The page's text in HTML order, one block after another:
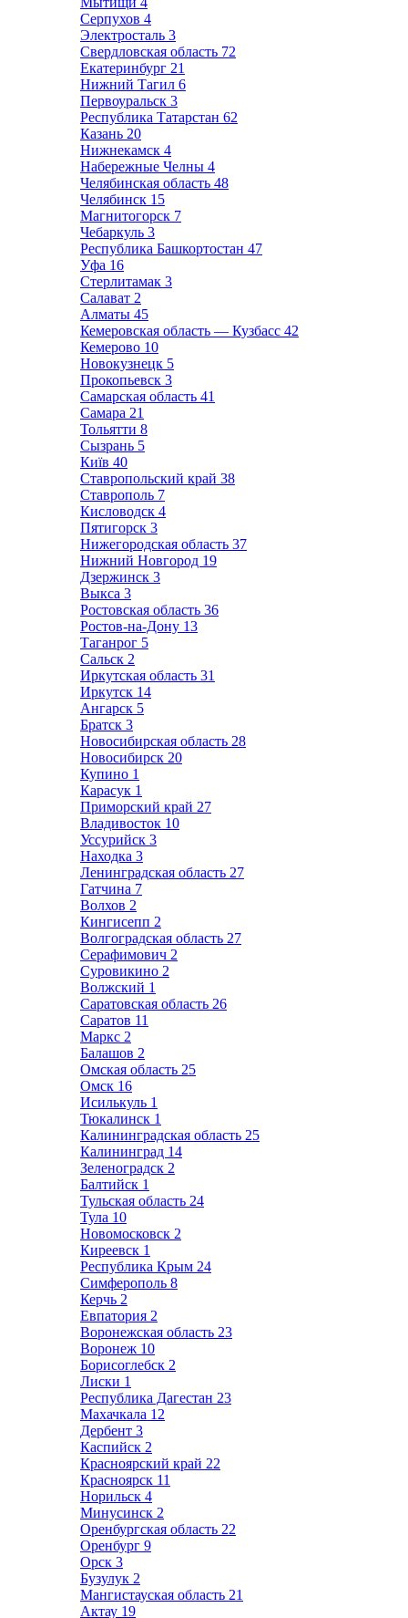
Серпухов 4
Электросталь 3
Свердловская область 72
Екатеринбург 21
Нижний Тагил 6
Первоуральск 3
Республика Татарстан 62
Казань 20
Нижнекамск 4
Набережные Челны 4
Челябинская область 48
Челябинск 15
Магнитогорск 7
Чебаркуль 3
Республика Башкортостан 47
Уфа 16
Стерлитамак 3
Салават 2
Алматы 45
Кемеровская область — Кузбасс 42
Кемерово 10
Новокузнецк 5
Прокопьевск 3
Самарская область 41
Самара 21
Тольятти 8
Сызрань 5
Київ 40
Ставропольский край 38
Ставрополь 7
Кисловодск 4
Пятигорск 3
Нижегородская область 37
Нижний Новгород 19
Дзержинск 3
Выкса 3
Ростовская область 36
Ростов-на-Дону 13
Таганрог 5
Сальск 2
Иркутская область 31
Иркутск 14
Ангарск 5
Братск 3
Новосибирская область 28
Новосибирск 20
Купино 1
Карасук 1
Приморский край 27
Владивосток 10
Уссурийск 3
Находка 3
Ленинградская область 27
Гатчина 7
Волхов 2
Кингисепп 2
Волгоградская область 27
Серафимович 2
Суровикино 2
Волжский 1
Саратовская область 26
Саратов 11
Маркс 2
Балашов 2
Омская область 25
Омск 16
Исилькуль 1
Тюкалинск 1
Калининградская область 25
Калининград 14
Зеленоградск 2
Балтийск 1
Тульская область 24
Тула 10
Новомосковск 2
Киреевск 1
Республика Крым 24
Симферополь 8
Керчь 2
Евпатория 2
Воронежская область 23
Воронеж 10
Борисоглебск 2
Лиски 1
Республика Дагестан 23
Махачкала 12
Дербент 3
Каспийск 2
Красноярский край 22
Красноярск 11
Норильск 4
Минусинск 2
Оренбургская область 22
Оренбург 9
Орск 3
Бузулук 2
Мангистауская область 21
Актау 19